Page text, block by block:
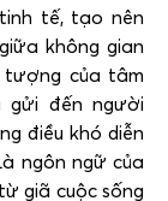
tế, tạo nên
không gian
tượng của tâm
gửi đến người
điều khó diễn
ngôn ngữ của
giã cuộc sống